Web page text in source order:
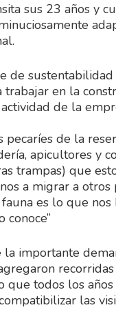
sus 23 años y
de
trabajar en la
de la
pecaríes de la
apicultores y
trampas) que
a migrar a otros
fauna es lo que
conoce”
la importante
que todos los
las